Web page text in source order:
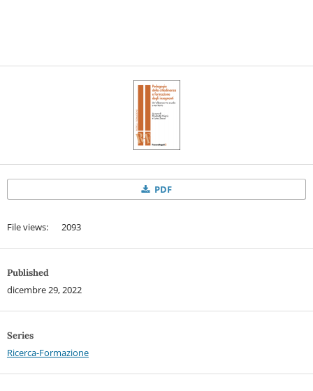
PDF
File views: 2093
Published
dicembre 29, 2022
Series
Ricerca-Formazione